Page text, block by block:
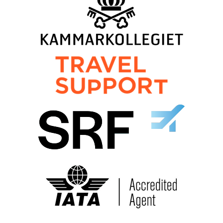
Läs vår dataskyddspolicy här »
*